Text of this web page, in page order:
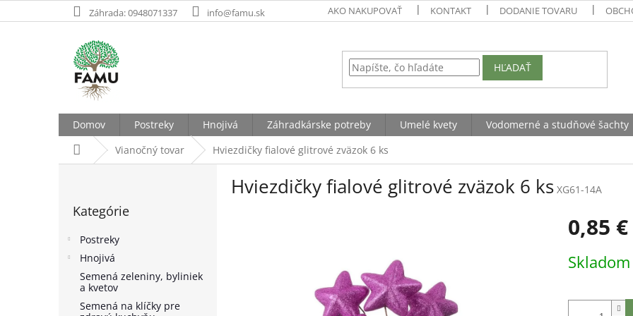
na
Záhrada: 0948071337 info@famu.sk AKO NAKUPOVAŤ KONTAKT DODANIE TOVARU
HĽADAŤ
Domov Postreky Hnojivá Záhradkárske potreby Umelé kvety Vodomerné a studňové šachty
DomovVianočný tovar Hviezdičky fialové glitrové zväzok 6 ks
kategórie
Kategórie
Postreky
Hnojivá
Semená zeleniny, byliniek
a kvetov
Semená na klíčky pre
Hviezdičky fialové glitrové zväzok 6 ks XG61-14A
0,85 €
cena:
Skladom